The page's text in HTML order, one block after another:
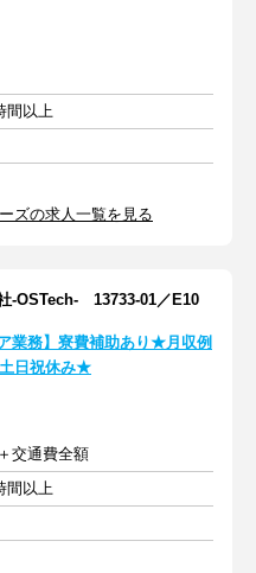
間以上
ズの求人一覧を見る
-OSTech- 13733-01／E10
業務】寮費補助あり★月収例
日祝休み★
交通費全額
間以上